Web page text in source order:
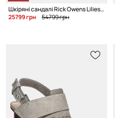
Шкіряні сандалі Rick Owens Lilies Cantilever 8 Hydra Sandals
25799 грн
54799 грн